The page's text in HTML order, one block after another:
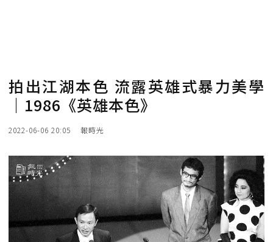
拍出江湖本色 流露英雄式暴力美學
｜1986《英雄本色》
2022-06-06 20:05 報時光